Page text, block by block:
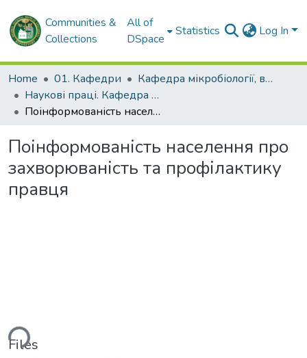
Communities &
Collections
All of
DSpace
Statistics Log In
Home 01. Кафедри
Кафедра мікробіології, вірусології та імунології імені професора Д.П. Гриньова
Наукові праці. Кафедра мікробіології, вірусології та імунології імені професора Д.П. Гриньова
Поінформованість населення про захворюваність та профілактику правця
Поінформованість населення про
захворюваність та профілактику
правця
Files